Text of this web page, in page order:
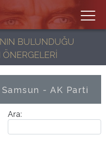
BULUNDUĞU
Samsun - AK Parti
Ara: